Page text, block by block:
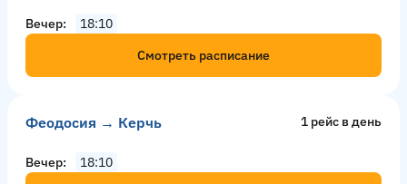
Вечер
18:10
Смотреть расписание
Феодосия → Керчь 1 рейс в день
Вечер
18:10